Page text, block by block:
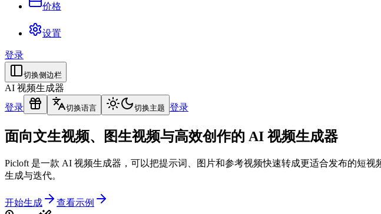
价格
设置
登录
切换侧边栏
AI 视频生成器
登录
切换语言 切换主题 登录
面向文生视频、图生视频与高效创作的 AI 视频生成器
Picloft 是一款 AI 视频生成器，可以把提示词、图片和参考视频快速转成更适合发布的短
生成与迭代。
开始生成
查看示例